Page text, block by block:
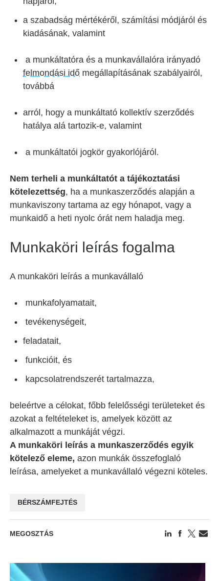
a szabadság mértékéről, számítási módjáról és
kiadásának, valamint
a munkáltatóra és a munkavállalóra irányadó
felmondási idő megállapításának szabályairól,
továbbá
arról, hogy a munkáltató kollektív szerződés
hatálya alá tartozik-e, valamint
a munkáltatói jogkör gyakorlójáról.
Nem terheli a munkáltatót a tájékoztatási
kötelezettség, ha a munkaszerződés alapján a
munkaviszony tartama az egy hónapot, vagy a
munkaidő a heti nyolc órát nem haladja meg.
Munkaköri leírás fogalma
A munkaköri leírás a munkavállaló
munkafolyamatait,
tevékenységeit,
feladatait,
funkcióit, és
kapcsolatrendszerét tartalmazza,
beleértve a célokat, főbb felelősségi területeket és
azokat a feltételeket is, amelyek között az
alkalmazott a munkáját végzi.
A munkaköri leírás a munkaszerződés egyik
kötelező eleme, azon munkák összefoglaló
leírása, amelyeket a munkavállaló végezni köteles.
BÉRSZÁMFEJTÉS
MEGOSZTÁS